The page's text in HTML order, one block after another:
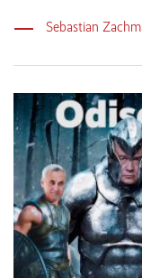
Sebastian